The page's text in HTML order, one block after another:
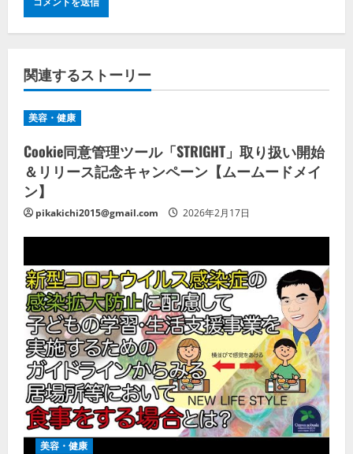
関連するストーリー
美容・健康
Cookie同意管理ツール「STRIGHT」取り扱い開始
＆リリース記念キャンペーン【ムームードメイ
ン】
pikakichi2015@gmail.com 2026年2月17日
美容・健康